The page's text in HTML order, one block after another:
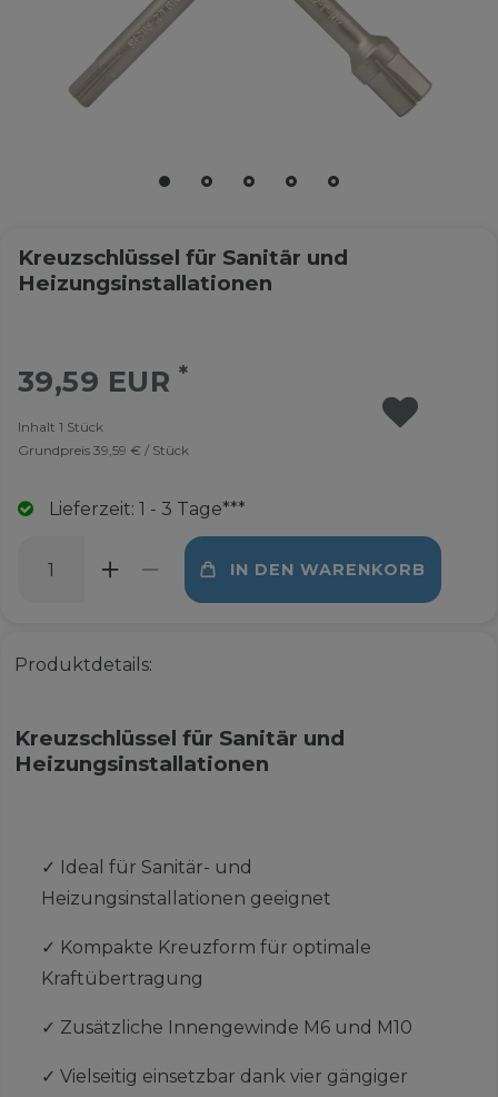
Kreuzschlüssel für Sanitär und
Heizungsinstallationen
39,59 EUR *
Inhalt 1 Stück
Grundpreis 39,59 € / Stück
Lieferzeit: 1 - 3 Tage***
IN DEN WARENKORB
Produktdetails:
Kreuzschlüssel für Sanitär und
Heizungsinstallationen
✓
Ideal für Sanitär- und
Heizungsinstallationen geeignet
✓ Kompakte Kreuzform für optimale
Kraftübertragung
✓ Zusätzliche Innengewinde M6 und M10
✓ Vielseitig einsetzbar dank vier gängiger